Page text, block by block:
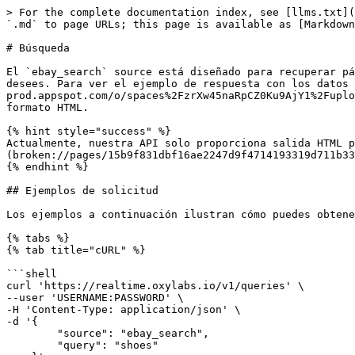
> For the complete documentation index, see [llms.txt](https://developers.oxylabs.io/llms.txt). Markdown versions of documentation pages are available by appending `.md` to page URLs; this page is available as [Markdown](https://developers.oxylabs.io/api-targets/es/comercio-electronico/ebay/search.md).

# Búsqueda

El `ebay_search` source está diseñado para recuperar páginas de resultados de búsqueda de eBay. Podemos devolver el HTML de cualquier **eBay** página de búsqueda que desees. Para ver el ejemplo de respuesta con los datos recuperados, descarga [**esta salida de ejemplo**](https://files.gitbook.com/v0/b/gitbook-x-prod.appspot.com/o/spaces%2FzrXw45naRpCZ0Ku9AjY1%2Fuploads%2F7sE6Yd3Rdcphkvi8dfZ4%2Febay_search.json?alt=media\&token=da9de308-a35d-4179-a001-80dde8ab7509) archivo en formato HTML.

{% hint style="success" %}
Actualmente, nuestra API solo proporciona salida HTML para este tipo de página. Sin embargo, puedes fácilmente [**crear tu propio analizador**](broken://pages/15b9f831dbf16ae2247d9f4714193319d711b330) si deseas obtener datos estructurados en JSON.
{% endhint %}

## Ejemplos de solicitud

Los ejemplos a continuación ilustran cómo puedes obtener un resultado de búsqueda de eBay.

{% tabs %}
{% tab title="cURL" %}

```shell
curl 'https://realtime.oxylabs.io/v1/queries' \
--user 'USERNAME:PASSWORD' \
-H 'Content-Type: application/json' \
-d '{
        "source": "ebay_search", 
        "query": "shoes"
    }'
```

{% endtab %}

{% tab title="Python" %}

```python
import requests
from pprint import pprint


# Estructura la carga útil.
payload = {
    'source': 'ebay_search',
    'query': 'shoes'
}

# Obtén la respuesta.
response = requests.request(
    'POST',
    'https://realtime.oxylabs.io/v1/queries',
    auth=('USERNAME', 'PASSWORD'),
    json=payload,
)

# En lugar de una respuesta con el estado del trabajo y la URL de resultados, esto devolverá la
# respuesta JSON con el resultado.
pprint(response.json())
```

{% endtab %}

{% tab title="Node.js" %}

```javascript
const https = require("https");

const username = "USERNAME";
const password = "PASSWORD";
const body = {
    source: "ebay_search",
    query: "shoes"
};

const options = {
    hostname: "realtime.oxylabs.io",
    path: "/v1/queries",
    method: "POST",
    headers: {
        "Content-Type": "application/json",
        Authorization:
            "Basic " + Buffer.from(`${username}:${password}`).toString("base64"),
    },
};

const request = https.request(options, (response) => {
    let data = "";

    response.on("data", (chunk) => {
        data += chunk;
    });

    response.on("end", () => {
        const responseData = JSON.parse(data);
        console.log(JSON.stringify(responseData, null, 2));
    });
});

request.on("error", (error) => {
    console.error("Error:", error);
});

request.write(JSON.stringify(body));
request.end();
```

{% endtab %}

{% tab title="HTTP" %}

```http
# Toda la cadena que envíes debe estar codificada en URL.

https://realtime.oxylabs.io/v1/queries?source=ebay_search&query=shoes&access_token=12345abcde
```

{% endtab %}

{% tab title="PHP" %}

```php
<?php

$params = array(
    'source' => 'ebay_search',
    'query' => 'shoes'
);

$ch = curl_init();

curl_setopt($ch, CURLOPT_URL, "https://